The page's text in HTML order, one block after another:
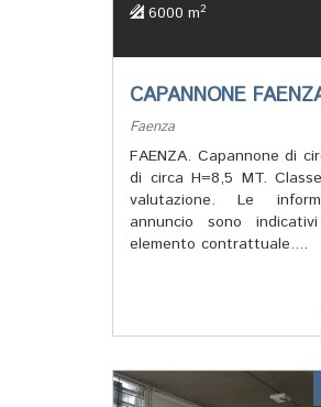
6000 m2
CAPANNONE
Faenza
FAENZA. Capannone di
di circa H=8,5 MT.
valutazione. Le
annuncio sono
elemento contrattuale....